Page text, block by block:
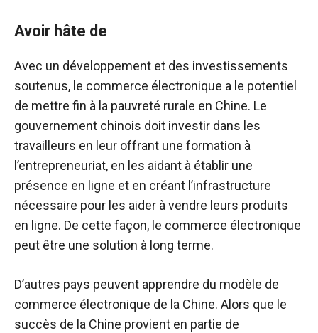
Avoir hâte de
Avec un développement et des investissements
soutenus, le commerce électronique a le potentiel
de mettre fin à la pauvreté rurale en Chine. Le
gouvernement chinois doit investir dans les
travailleurs en leur offrant une formation à
l’entrepreneuriat, en les aidant à établir une
présence en ligne et en créant l’infrastructure
nécessaire pour les aider à vendre leurs produits
en ligne. De cette façon, le commerce électronique
peut être une solution à long terme.
D’autres pays peuvent apprendre du modèle de
commerce électronique de la Chine. Alors que le
succès de la Chine provient en partie de